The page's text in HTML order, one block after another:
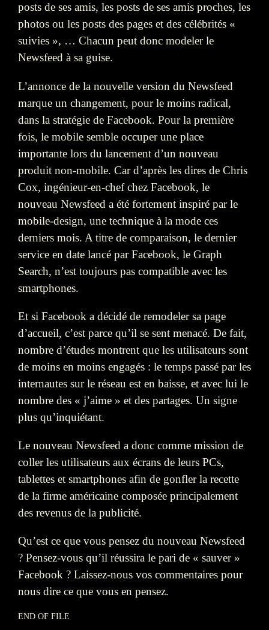
posts de ses amis, les posts de ses amis proches, les
photos ou les posts des pages et des célébrités «
suivies », … Chacun peut donc modeler le
Newsfeed à sa guise.
L’annonce de la nouvelle version du Newsfeed
marque un changement, pour le moins radical,
dans la stratégie de Facebook. Pour la première
fois, le mobile semble occuper une place
importante lors du lancement d’un nouveau
produit non-mobile. Car d’après les dires de Chris
Cox, ingénieur-en-chef chez Facebook, le
nouveau Newsfeed a été fortement inspiré par le
mobile-design, une technique à la mode ces
derniers mois. A titre de comparaison, le dernier
service en date lancé par Facebook, le Graph
Search, n’est toujours pas compatible avec les
smartphones.
Et si Facebook a décidé de remodeler sa page
d’accueil, c’est parce qu’il se sent menacé. De fait,
nombre d’études montrent que les utilisateurs sont
de moins en moins engagés : le temps passé par les
internautes sur le réseau est en baisse, et avec lui le
nombre des « j’aime » et des partages. Un signe
plus qu’inquiétant.
Le nouveau Newsfeed a donc comme mission de
coller les utilisateurs aux écrans de leurs PCs,
tablettes et smartphones afin de gonfler la recette
de la firme américaine composée principalement
des revenus de la publicité.
Qu’est ce que vous pensez du nouveau Newsfeed
? Pensez-vous qu’il réussira le pari de « sauver »
Facebook ? Laissez-nous vos commentaires pour
nous dire ce que vous en pensez.
END OF FILE